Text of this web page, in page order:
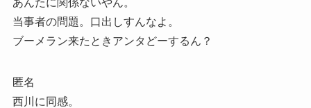
当事者の問題。口出しすんなよ。
ブーメラン来たときアンタどーするん？
匿名
西川に同感。